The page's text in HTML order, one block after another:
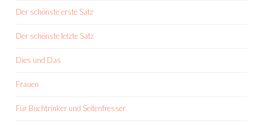
Der schönste erste Satz
Der schönste letzte Satz
Dies und Das
Frauen
Für Buchtrinker und Seitenfresser